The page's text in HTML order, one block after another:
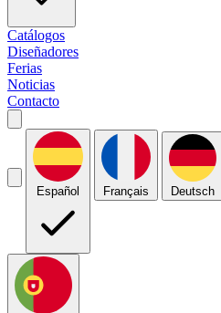
Catálogos
Diseñadores
Ferias
Noticias
Contacto
Español Français Deutsch